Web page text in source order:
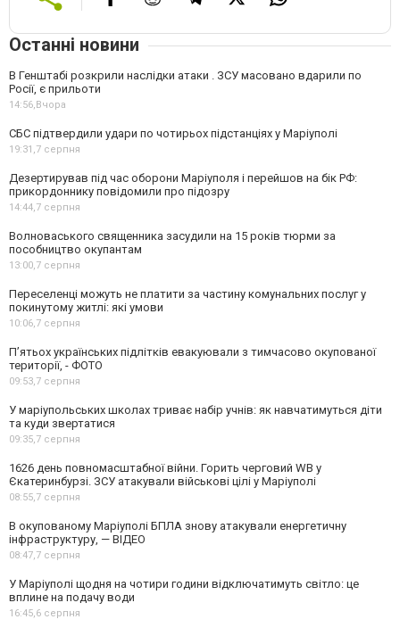
Останні новини
В Генштабі розкрили наслідки атаки . ЗСУ масовано вдарили по
Росії, є прильоти
14:56,Вчора
СБС підтвердили удари по чотирьох підстанціях у Маріуполі
19:31,7 серпня
Дезертирував під час оборони Маріуполя і перейшов на бік РФ:
прикордоннику повідомили про підозру
14:44,7 серпня
Волноваського священника засудили на 15 років тюрми за
пособництво окупантам
13:00,7 серпня
Переселенці можуть не платити за частину комунальних послуг у
покинутому житлі: які умови
10:06,7 серпня
П’ятьох українських підлітків евакуювали з тимчасово окупованої
території, - ФОТО
09:53,7 серпня
У маріупольських школах триває набір учнів: як навчатимуться діти
та куди звертатися
09:35,7 серпня
1626 день повномасштабної війни. Горить черговий WB у
Єкатеринбурзі. ЗСУ атакували військові цілі у Маріуполі
08:55,7 серпня
В окупованому Маріуполі БПЛА знову атакували енергетичну
інфраструктуру, — ВІДЕО
08:47,7 серпня
У Маріуполі щодня на чотири години відключатимуть світло: це
вплине на подачу води
16:45,6 серпня